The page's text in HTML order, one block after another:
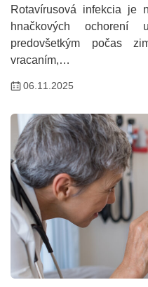
Rotavírusová infekcia je
hnačkových
predovšetkým počas
vracaním,…
06.11.2025